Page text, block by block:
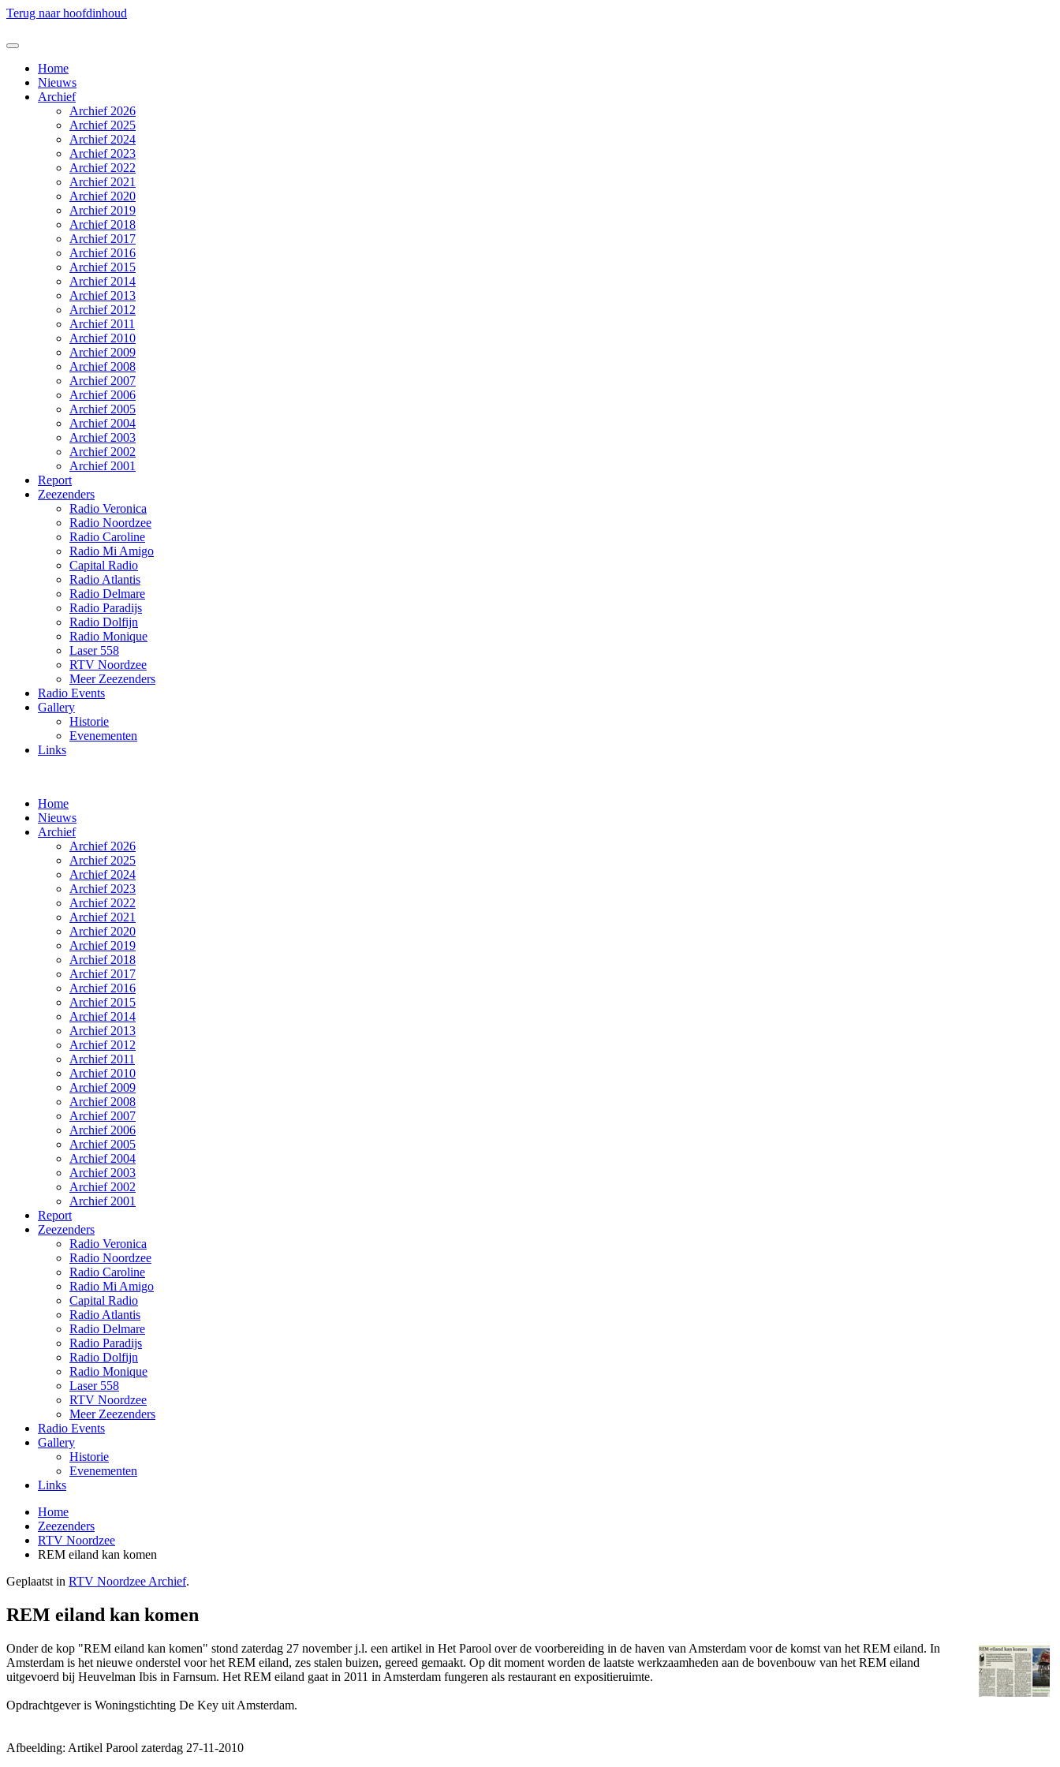
Terug naar hoofdinhoud
Home
Nieuws
Archief
Archief 2026
Archief 2025
Archief 2024
Archief 2023
Archief 2022
Archief 2021
Archief 2020
Archief 2019
Archief 2018
Archief 2017
Archief 2016
Archief 2015
Archief 2014
Archief 2013
Archief 2012
Archief 2011
Archief 2010
Archief 2009
Archief 2008
Archief 2007
Archief 2006
Archief 2005
Archief 2004
Archief 2003
Archief 2002
Archief 2001
Report
Zeezenders
Radio Veronica
Radio Noordzee
Radio Caroline
Radio Mi Amigo
Capital Radio
Radio Atlantis
Radio Delmare
Radio Paradijs
Radio Dolfijn
Radio Monique
Laser 558
RTV Noordzee
Meer Zeezenders
Radio Events
Gallery
Historie
Evenementen
Links
Home
Nieuws
Archief
Archief 2026
Archief 2025
Archief 2024
Archief 2023
Archief 2022
Archief 2021
Archief 2020
Archief 2019
Archief 2018
Archief 2017
Archief 2016
Archief 2015
Archief 2014
Archief 2013
Archief 2012
Archief 2011
Archief 2010
Archief 2009
Archief 2008
Archief 2007
Archief 2006
Archief 2005
Archief 2004
Archief 2003
Archief 2002
Archief 2001
Report
Zeezenders
Radio Veronica
Radio Noordzee
Radio Caroline
Radio Mi Amigo
Capital Radio
Radio Atlantis
Radio Delmare
Radio Paradijs
Radio Dolfijn
Radio Monique
Laser 558
RTV Noordzee
Meer Zeezenders
Radio Events
Gallery
Historie
Evenementen
Links
Home
Zeezenders
RTV Noordzee
REM eiland kan komen
Geplaatst in RTV Noordzee Archief.
REM eiland kan komen
Onder de kop "REM eiland kan komen" stond zaterdag 27 november j.l. een artikel in Het Parool over de voorbereiding in de haven van Amsterdam voor de komst van het REM eiland. In
Amsterdam is het nieuwe onderstel voor het REM eiland, zes stalen buizen, gereed gemaakt. Op dit moment worden de laatste werkzaamheden aan de bovenbouw van het REM eiland
uitgevoerd bij Heuvelman Ibis in Farnsum. Het REM eiland gaat in 2011 in Amsterdam fungeren als restaurant en expositieruimte.
Opdrachtgever is Woningstichting De Key uit Amsterdam.
Afbeelding: Artikel Parool zaterdag 27-11-2010